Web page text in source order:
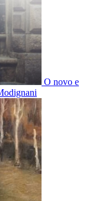
O novo e